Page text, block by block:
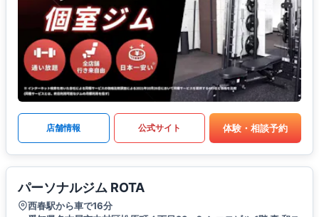
店舗情報 公式サイト 体験・相談予約
パーソナルジム ROTA
西春駅から車で16分